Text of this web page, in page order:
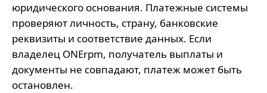
юридического основания. Платежные системы
проверяют личность, страну, банковские
реквизиты и соответствие данных. Если
владелец ONErpm, получатель выплаты и
документы не совпадают, платеж может быть
остановлен.